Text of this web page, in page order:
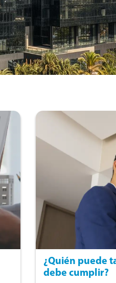
¿Quién puede
debe cumplir?